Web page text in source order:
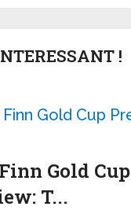
!
Gold Cup
T...